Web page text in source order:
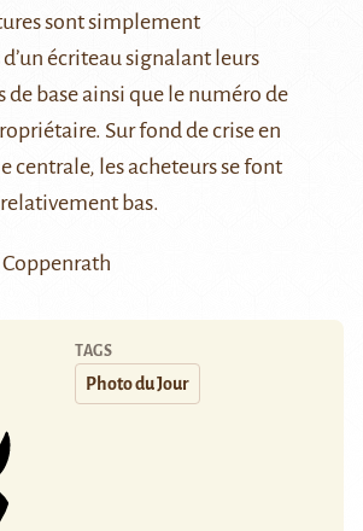
sont simplement
écriteau signalant leurs
de base ainsi que le numéro de
Sur fond de crise en
centrale, les acheteurs se font
bas.
TAGS
Photo du Jour